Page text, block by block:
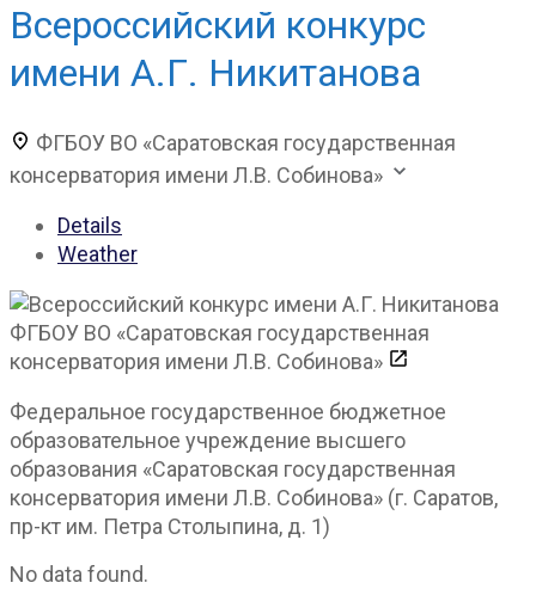
Всероссийский конкурс
имени А.Г. Никитанова
ФГБОУ ВО «Саратовская государственная
консерватория имени Л.В. Собинова»
Details
Weather
ФГБОУ ВО «Саратовская государственная
консерватория имени Л.В. Собинова»
Федеральное государственное бюджетное
образовательное учреждение высшего
образования «Саратовская государственная
консерватория имени Л.В. Собинова» (г. Саратов,
пр-кт им. Петра Столыпина, д. 1)
No data found.